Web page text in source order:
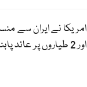
اور 2 طیاروں پر عائد پابندیاں ختم کر دیں